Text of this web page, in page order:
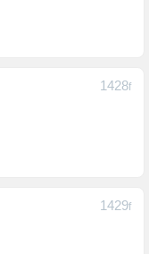
1428F
1429F